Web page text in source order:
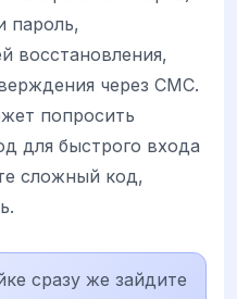
пароль,
восстановления,
через СМС.
попросить
для быстрого входа
сложный код,
сразу же зайдите